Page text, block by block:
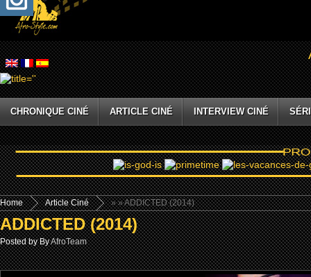
CHRONIQUE CINÉ ARTICLE CINÉ INTERVIEW CINÉ
Home »
Article Ciné » ADDICTED (2014)
ADDICTED (2014)
Posted by ByAfroTeam